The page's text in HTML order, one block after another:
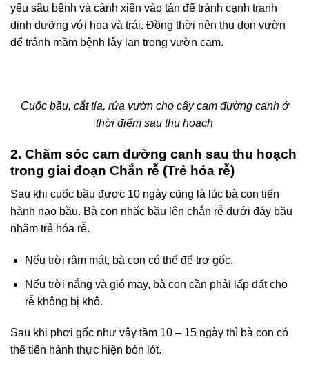
yếu sâu bệnh và cành xiên vào tán để tránh cạnh tranh
dinh dưỡng với hoa và trái. Đồng thời nên thu dọn vườn
để tránh mầm bệnh lây lan trong vườn cam.
Cuốc bầu, cắt tỉa, rửa vườn cho cây cam đường canh ở
thời điểm sau thu hoạch
2. Chăm sóc cam đường canh sau thu hoạch
trong giai đoạn Chắn rễ (Trẻ hóa rễ)
Sau khi cuốc bầu được 10 ngày cũng là lúc bà con tiến
hành nạo bầu. Bà con nhấc bầu lên chắn rễ dưới đáy bầu
nhằm trẻ hóa rễ.
Nếu trời râm mát, bà con có thể để trơ gốc.
Nếu trời nắng và gió may, bà con cần phải lấp đất cho
rễ không bị khô.
Sau khi phơi gốc như vậy tầm 10 – 15 ngày thì bà con có
thể tiến hành thực hiện bón lót.